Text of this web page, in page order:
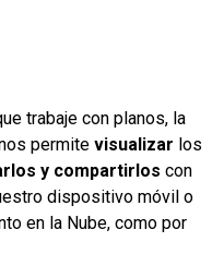
trabaje con planos, la
permite visualizar los
y compartirlos con
dispositivo móvil o
en la Nube, como por